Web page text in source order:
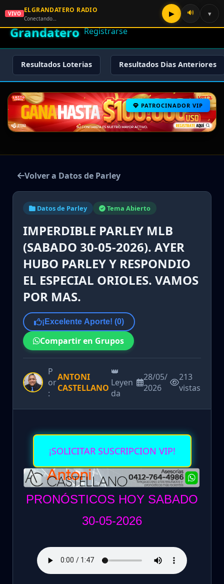
🌟 El
Grandatero
🔑 Iniciar Sesión
📝
Registrarse
Resultados Loterias Resultados Dias Anteriores
PATROCINADOR VIP
Volver a Datos de Parley
Datos de Parley Tema Abierto
IMPERDIBLE PARLEY MLB
(SABADO 30-05-2026). AYER
HUBO PARLEY Y RESPONDIO
EL ESPECIAL ORIOLES. VAMOS
POR MAS.
¡Excelente Aporte! (0)
Compartir en Grupos
P
or
:
ANTONI
CASTELLANO
👑
Leyen
da
28/05/
2026
213
vistas
¡SOLICITAR SUSCRIPCION VIP!
PRONÓSTICOS HOY SABADO
30-05-2026
VIVO ELGRANDATERO RADIO
Conectando…
▶ 🔊 ▾